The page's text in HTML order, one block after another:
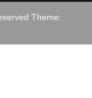
Theme: